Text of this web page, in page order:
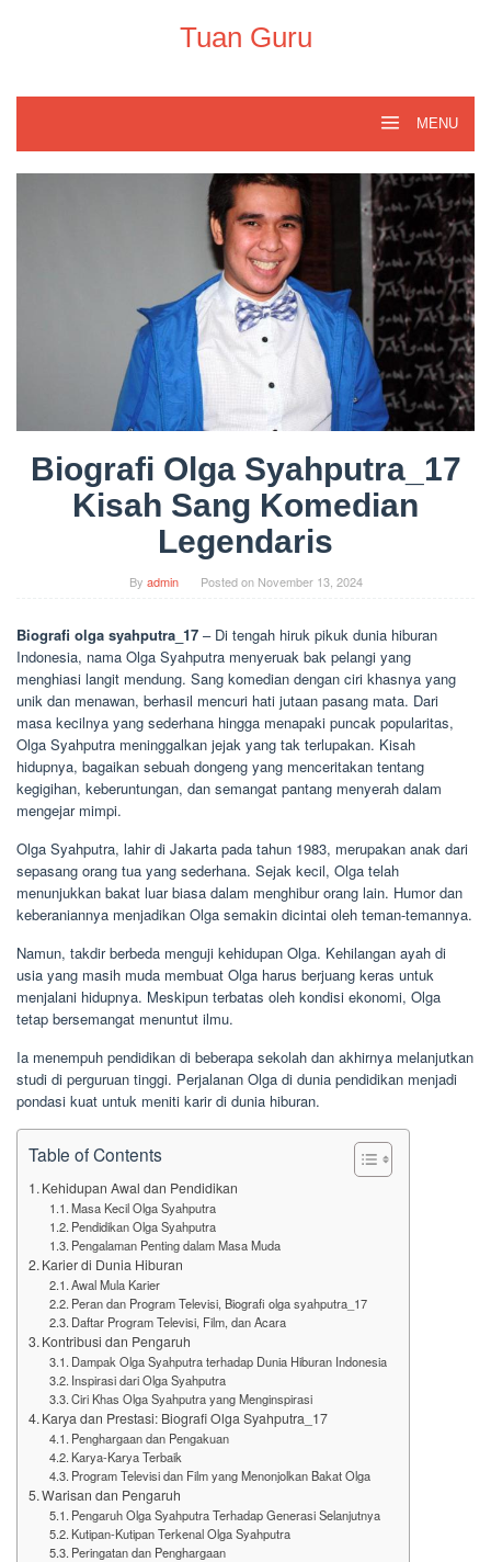
Tuan Guru
MENU
Biografi Olga Syahputra_17
Kisah Sang Komedian
Legendaris
By admin Posted on November 13, 2024
Biografi olga syahputra_17 – Di tengah hiruk pikuk dunia hiburan
Indonesia, nama Olga Syahputra menyeruak bak pelangi yang
menghiasi langit mendung. Sang komedian dengan ciri khasnya yang
unik dan menawan, berhasil mencuri hati jutaan pasang mata. Dari
masa kecilnya yang sederhana hingga menapaki puncak popularitas,
Olga Syahputra meninggalkan jejak yang tak terlupakan. Kisah
hidupnya, bagaikan sebuah dongeng yang menceritakan tentang
kegigihan, keberuntungan, dan semangat pantang menyerah dalam
mengejar mimpi.
Olga Syahputra, lahir di Jakarta pada tahun 1983, merupakan anak dari
sepasang orang tua yang sederhana. Sejak kecil, Olga telah
menunjukkan bakat luar biasa dalam menghibur orang lain. Humor dan
keberaniannya menjadikan Olga semakin dicintai oleh teman-temannya.
Namun, takdir berbeda menguji kehidupan Olga. Kehilangan ayah di
usia yang masih muda membuat Olga harus berjuang keras untuk
menjalani hidupnya. Meskipun terbatas oleh kondisi ekonomi, Olga
tetap bersemangat menuntut ilmu.
Ia menempuh pendidikan di beberapa sekolah dan akhirnya melanjutkan
studi di perguruan tinggi. Perjalanan Olga di dunia pendidikan menjadi
pondasi kuat untuk meniti karir di dunia hiburan.
Table of Contents
Kehidupan Awal dan Pendidikan
Masa Kecil Olga Syahputra
Pendidikan Olga Syahputra
Pengalaman Penting dalam Masa Muda
Karier di Dunia Hiburan
Awal Mula Karier
Peran dan Program Televisi, Biografi olga syahputra_17
Daftar Program Televisi, Film, dan Acara
Kontribusi dan Pengaruh
Dampak Olga Syahputra terhadap Dunia Hiburan Indonesia
Inspirasi dari Olga Syahputra
Ciri Khas Olga Syahputra yang Menginspirasi
Karya dan Prestasi: Biografi Olga Syahputra_17
Penghargaan dan Pengakuan
Karya-Karya Terbaik
Program Televisi dan Film yang Menonjolkan Bakat Olga
Warisan dan Pengaruh
Pengaruh Olga Syahputra Terhadap Generasi Selanjutnya
Kutipan-Kutipan Terkenal Olga Syahputra
Peringatan dan Penghargaan